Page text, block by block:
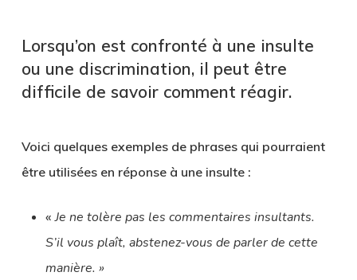
Lorsqu’on est confronté à une insulte
ou une discrimination, il peut être
difficile de savoir comment réagir.
Voici quelques exemples de phrases qui pourraient
être utilisées en réponse à une insulte :
«Je ne tolère pas les commentaires insultants.
S’il vous plaît, abstenez-vous de parler de cette
manière. »